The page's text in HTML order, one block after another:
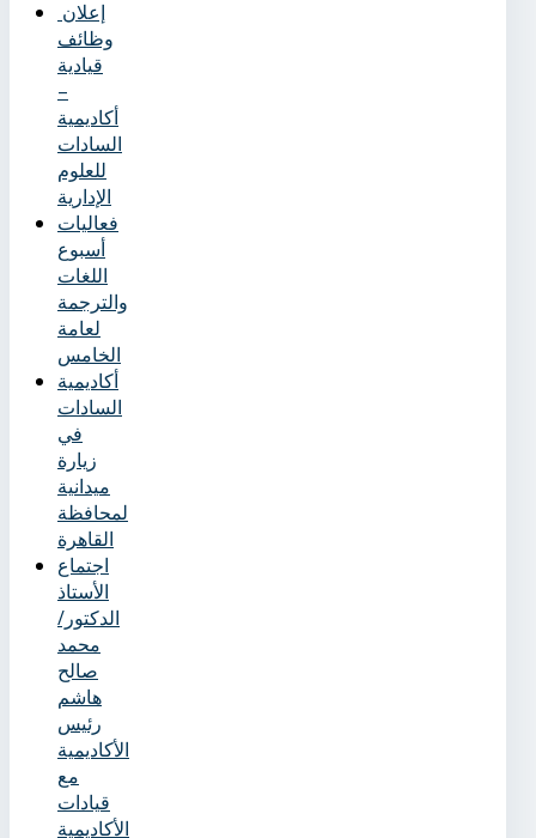
وظائف
قيادية
–
أكاديمية
السادات
للعلوم
الإدارية
فعاليات
أسبوع
اللغات
والترجمة
لعامة
الخامس
أكاديمية
السادات
في
زيارة
ميدانية
لمحافظة
القاهرة
اجتماع
الأستاذ
الدكتور/
محمد
صالح
هاشم
رئيس
الأكاديمية
مع
قيادات
الأكاديمية